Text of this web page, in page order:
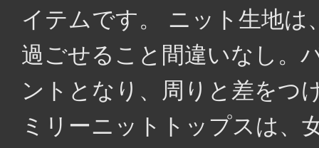
イテムです。 ニット生地は
過ごせること間違いなし。
ントとなり、周りと差をつ
ミリーニットトップスは、